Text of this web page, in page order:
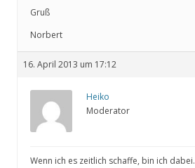
Gruß
Norbert
16. April 2013 um 17:12
Heiko
Moderator
Wenn ich es zeitlich schaffe, bin ich dabei.